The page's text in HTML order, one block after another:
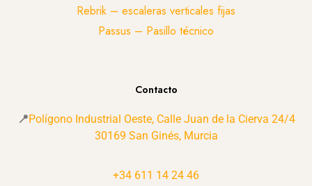
Rebrik – escaleras verticales fijas
Passus – Pasillo técnico
Contacto
📍Polígono Industrial Oeste, Calle Juan de la Cierva 24/4
30169 San Ginés, Murcia
+34 611 14 24 46